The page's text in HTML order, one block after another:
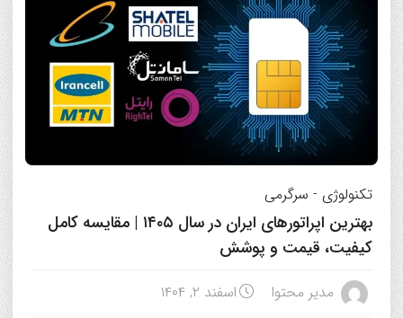
تکنولوژی - سرگرمی
بهترین اپراتورهای ایران در سال ۱۴۰۵ | مقایسه کامل
کیفیت، قیمت و پوشش
مدیر محتوا اسفند ۲, ۱۴۰۴